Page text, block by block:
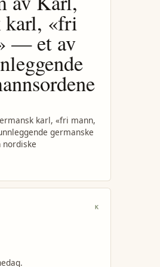
karl, «fri
— et av
karl, «fri mann,
germanske
nordiske
K